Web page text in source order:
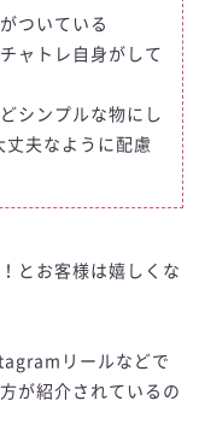
ついている
ャトレ自身がして
シンプルな物にし
夫なように配慮
とお客様は嬉しくな
リールなどで
が紹介されているの